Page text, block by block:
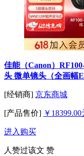
佳能（Canon）
头 微单镜头（全画幅
[经销商] 京东商城
[产品售价] ￥18399.00
进入购买
人赞过该文 赞